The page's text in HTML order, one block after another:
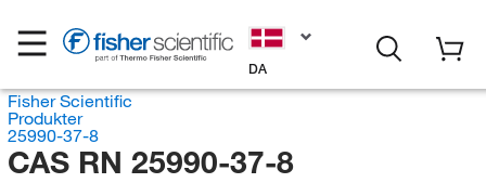
DA
Fisher Scientific
Produkter
25990-37-8
CAS RN 25990-37-8